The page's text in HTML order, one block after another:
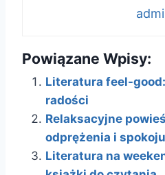
Powiązane Wpisy:
Literatura feel-
radości
Relaksacyjne
odprężenia i spokoju
Literatura na